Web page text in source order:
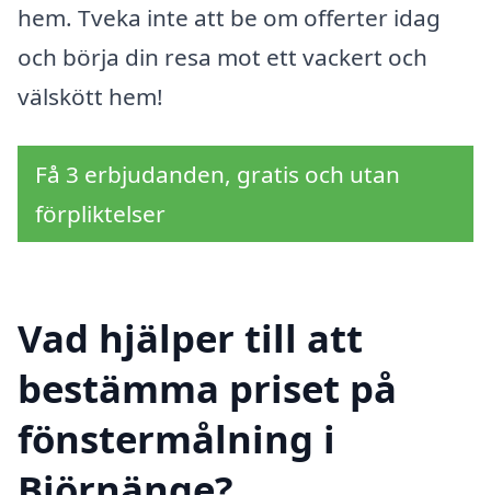
hem. Tveka inte att be om offerter idag
och börja din resa mot ett vackert och
välskött hem!
Få 3 erbjudanden, gratis och utan
förpliktelser
Vad hjälper till att
bestämma priset på
fönstermålning i